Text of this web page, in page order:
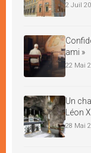
2 Juil
ami »
22 Mai
Un
Léon
28 Mai